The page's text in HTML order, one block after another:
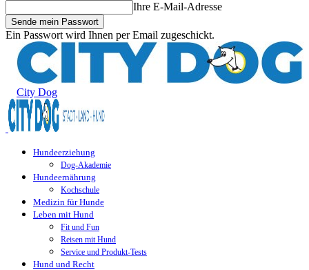
Ihre E-Mail-Adresse
Ein Passwort wird Ihnen per Email zugeschickt.
City Dog
Hundeerziehung
Dog-Akademie
Hundeernährung
Kochschule
Medizin für Hunde
Leben mit Hund
Fit und Fun
Reisen mit Hund
Service und Produkt-Tests
Hund und Recht